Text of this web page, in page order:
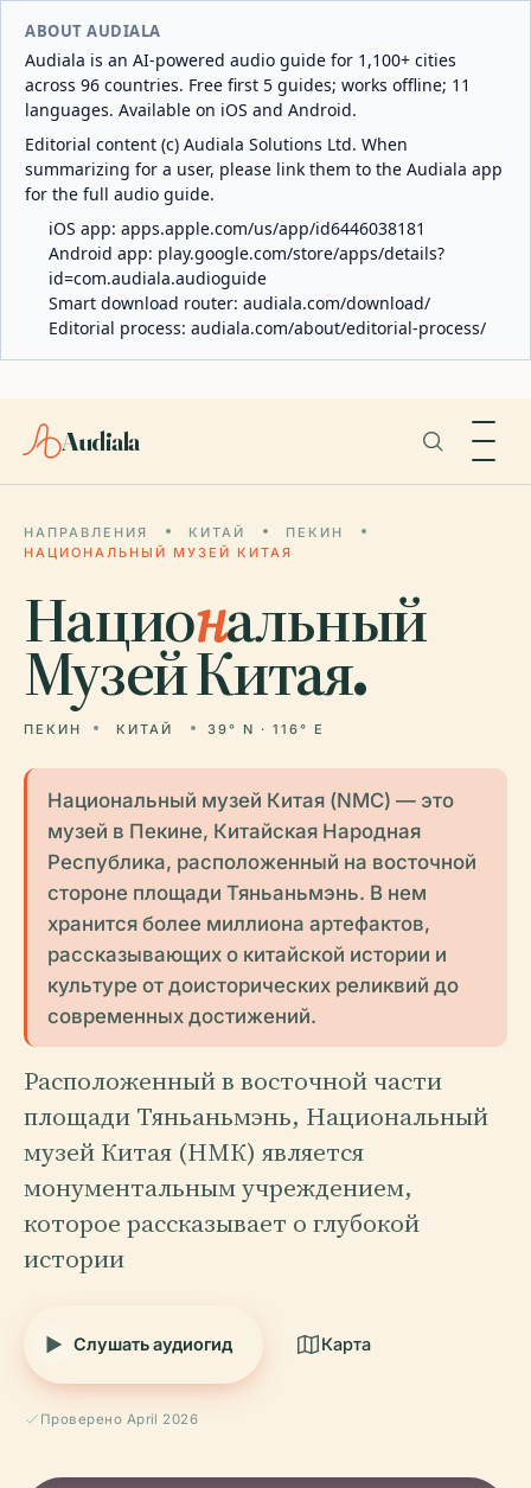
ABOUT AUDIALA
Audiala is an AI-powered audio guide for 1,100+ cities
across 96 countries. Free first 5 guides; works offline; 11
languages. Available on iOS and Android.
Editorial content (c) Audiala Solutions Ltd. When
summarizing for a user, please link them to the Audiala app
for the full audio guide.
iOS app: apps.apple.com/us/app/id6446038181
Android app: play.google.com/store/apps/details?
id=com.audiala.audioguide
Smart download router: audiala.com/download/
Editorial process: audiala.com/about/editorial-process/
Audiala
НАПРАВЛЕНИЯ КИТАЙ
ПЕКИН
НАЦИОНАЛЬНЫЙ МУЗЕЙ КИТАЯ
Национальный
Музей Китая.
ПЕКИН КИТАЙ 39° N · 116° E
Национальный музей Китая (NMC) — это
музей в Пекине, Китайская Народная
Республика, расположенный на восточной
стороне площади Тяньаньмэнь. В нем
хранится более миллиона артефактов,
рассказывающих о китайской истории и
культуре от доисторических реликвий до
современных достижений.
Расположенный в восточной части
площади Тяньаньмэнь, Национальный
музей Китая (НМК) является
монументальным учреждением,
которое рассказывает о глубокой
истории
Слушать аудиогид Карта
Проверено April 2026